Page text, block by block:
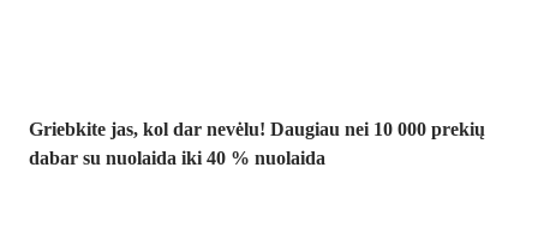
Griebkite jas, kol dar nevėlu! Daugiau nei 10 000 prekių
dabar su nuolaida iki 40 % nuolaida